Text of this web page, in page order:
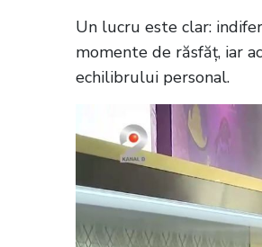
Un lucru este clar:
momente de răsfăț, iar
echilibrului personal.